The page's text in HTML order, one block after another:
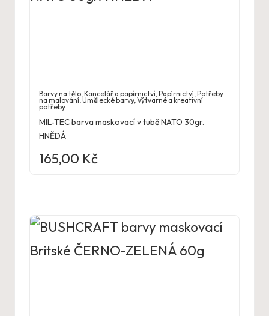
Barvy na tělo ,Kancelář a papírnictví ,Papírnictví ,Potřeby
na malování ,Umělecké barvy,Výtvarné a kreativní
potřeby
MIL-TEC barva maskovací v tubě NATO 30gr.
HNĚDÁ
165,00 Kč